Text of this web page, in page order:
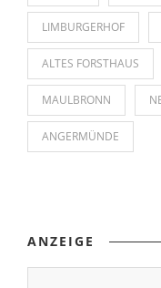
LIMBURGERHOF
ALTES FORSTHAUS
MAULBRONN
ANGERMÜNDE
ANZEIGE